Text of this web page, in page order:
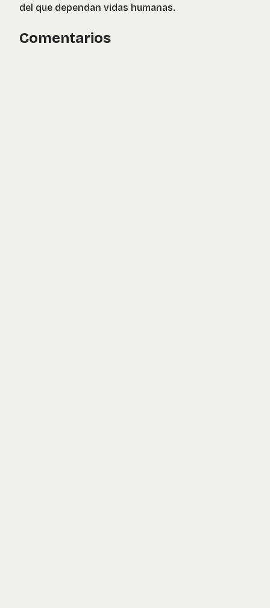
del que dependan vidas humanas.
Comentarios